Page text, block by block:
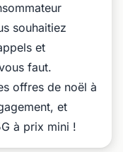
souhaitiez
et
faut.
offres de noël à
et
à prix mini !